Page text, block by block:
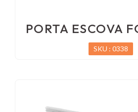
PORTA ESCOVA
SKU : 0338